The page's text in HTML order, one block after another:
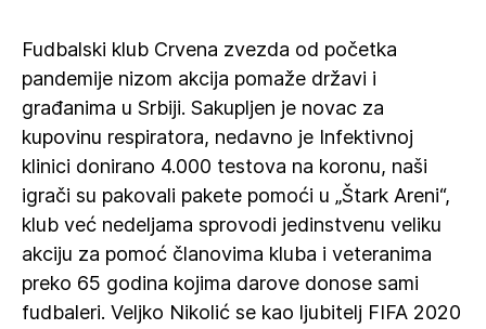
Fudbalski klub Crvena zvezda od početka
pandemije nizom akcija pomaže državi i
građanima u Srbiji. Sakupljen je novac za
kupovinu respiratora, nedavno je Infektivnoj
klinici donirano 4.000 testova na koronu, naši
igrači su pakovali pakete pomoći u „Štark Areni“,
klub već nedeljama sprovodi jedinstvenu veliku
akciju za pomoć članovima kluba i veteranima
preko 65 godina kojima darove donose sami
fudbaleri. Veljko Nikolić se kao ljubitelj FIFA 2020